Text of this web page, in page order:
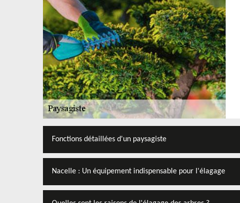
Fonctions détaillées d'un paysagiste
Nacelle : Un équipement indispensable pour l'élagage